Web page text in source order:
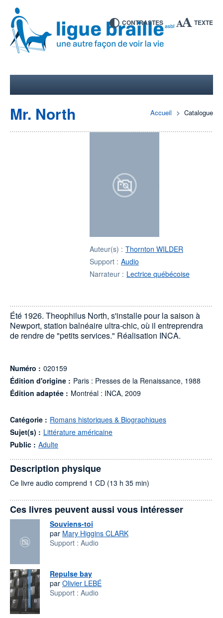
CONTRASTES TEXTE
Accueil Catalogue
Mr. North
Auteur(s) : Thornton WILDER
Support : Audio
Narrateur : Lectrice québécoise
Été 1926. Theophilus North, s'installe pour la saison à
Newport, station balnéaire ultra-chic, où il entreprendra
de rendre de "petits services." Réalisation INCA.
Numéro : 020159
Édition d'origine : Paris : Presses de la Renaissance, 1988
Édition adaptée : Montréal : INCA, 2009
Catégorie : Romans historiques & Biographiques
Sujet(s) : Littérature américaine
Public : Adulte
Description physique
Ce livre audio comprend 1 CD (13 h 35 min)
Ces livres peuvent aussi vous intéresser
Souviens-toi
par Mary Higgins CLARK
Support : Audio
Repulse bay
par Olivier LEBÉ
Support : Audio